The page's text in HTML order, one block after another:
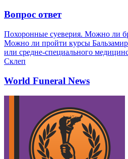
Вопрос ответ
Похоронные суеверия. Можно ли
Можно ли пройти курсы
или средне-специального
Склеп
World Funeral News